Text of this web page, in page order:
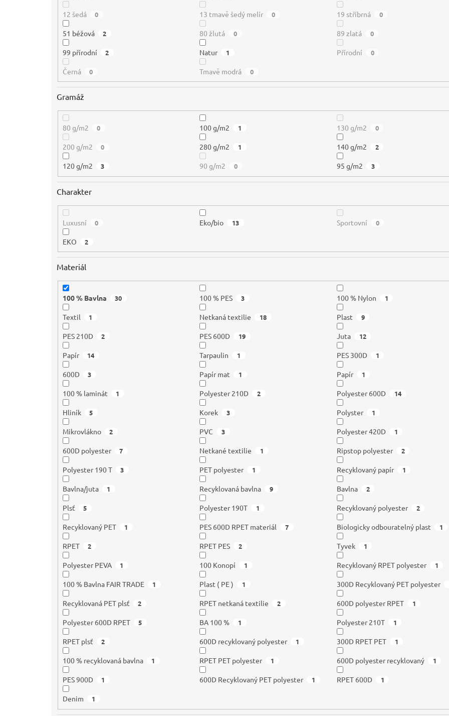
12 šedá 0 13 tmavě šedý melír 0 19 stříbrná 0
51 béžová 2 80 žlutá 0 89 zlatá 0
99 přírodní 2 Natur 1 Přírodní 0
Černá 0 Tmavě modrá 0
Gramáž
80 g/m2 0 100 g/m2 1 130 g/m2 0
200 g/m2 0 280 g/m2 1 140 g/m2 2
120 g/m2 3 90 g/m2 0 95 g/m2 3
Charakter
Luxusní 0 Eko/bio 13 Sportovní 0
EKO 2
Materiál
100 % Bavlna 30 100 % PES 3 100 % Nylon 1
Textil 1 Netkaná textilie 18 Plast 9
PES 210D 2 PES 600D 19 Juta 12
Papír 14 Tarpaulin 1 PES 300D 1
600D 3 Papír mat 1 Papír 1
100 % laminát 1 Polyester 210D 2 Polyester 600D 14
Hliník 5 Korek 3 Polyster 1
Mikrovlákno 2 PVC 3 Polyester 420D 1
600D polyester 7 Netkané textilie 1 Ripstop polyester 2
Polyester 190 T 3 PET polyester 1 Recyklovaný papír 1
Bavlna/juta 1 Recyklovaná bavlna 9 Bavlna 2
Plsť 5 Polyester 190T 1 Recyklovaný polyester 2
Recyklovaný PET 1 PES 600D RPET materiál 7 Biologicky odbouratelný plast 1
RPET 2 RPET PES 2 Tyvek 1
Polyester PEVA 1 100 Konopí 1 Recyklovaný RPET polyester 1
100 % Bavlna FAIR TRADE 1 Plast ( PE ) 1 300D Recyklovaný PET polyester
Recyklovaná PET plsť 2 RPET netkaná textilie 2 600D polyester RPET 1
Polyester 600D RPET 5 BA 100 % 1 Polyester 210T 1
RPET plsť 2 600D recyklovaný polyester 1 300D RPET PET 1
100 % recyklovaná bavlna 1 RPET PET polyester 1 600D polyester recyklovaný 1
PES 900D 1 600D Recyklovaný PET polyester 1 RPET 600D 1
Denim 1